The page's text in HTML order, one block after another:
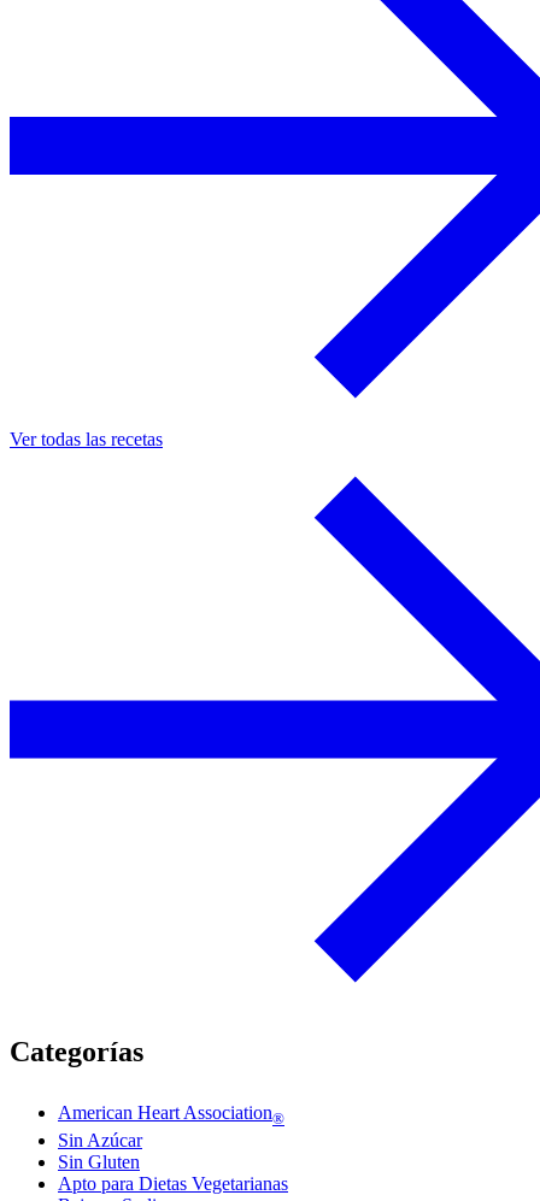
Ver todas las recetas
Categorías
American Heart Association®
Sin Azúcar
Sin Gluten
Apto para Dietas Vegetarianas